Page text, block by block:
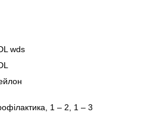
wds
, 1 – 2, 1 – 3